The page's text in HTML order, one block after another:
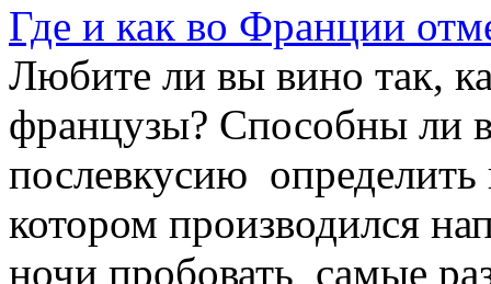
Где и как во Франции
Любите ли вы вино так,
французы? Способны ли
послевкусию определить
котором производился
ночи пробовать самые